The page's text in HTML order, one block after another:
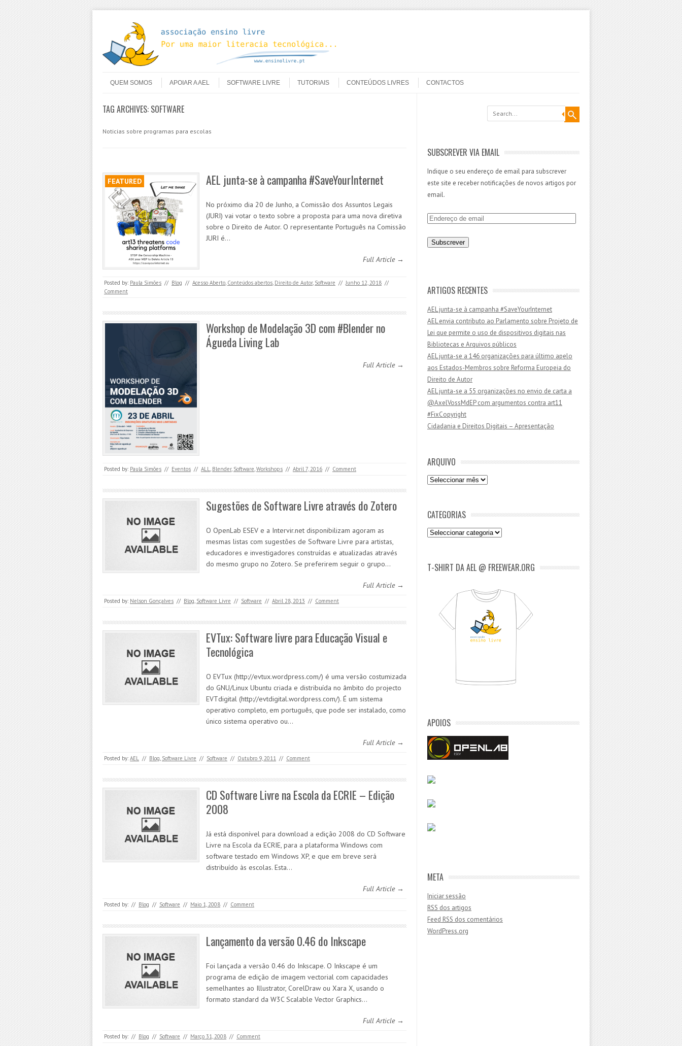
Menu
QUEM SOMOS
APOIAR A AEL SOFTWARE LIVRE TUTORIAIS CONTEÚDOS LIVRES CONTACTOS
TAG ARCHIVES: SOFTWARE
Noticias sobre programas para escolas
FEATURED AEL junta-se à campanha #SaveYourInternet
No próximo dia 20 de Junho, a Comissão dos Assuntos Legais
(JURI) vai votar o texto sobre a proposta para uma nova diretiva
sobre o Direito de Autor. O representante Português na Comissão
JURI é…
Full Article →
Posted by: Paula Simões // Blog // Acesso Aberto, Conteúdos abertos, Direito de Autor, Software // Junho 12, 2018 //
Comment
Workshop de Modelação 3D com #Blender no
Águeda Living Lab
Full Article →
Posted by: Paula Simões // Eventos // ALL, Blender, Software,Workshops // Abril 7, 2016 // Comment
Sugestões de Software Livre através do Zotero
O OpenLab ESEV e a Intervir.net disponibilizam agoram as
mesmas listas com sugestões de Software Livre para artistas,
educadores e investigadores construídas e atualizadas através
do mesmo grupo no Zotero. Se preferirem seguir o grupo…
Full Article →
Posted by: Nelson Gonçalves // Blog, Software Livre // Software // Abril 28, 2013 // Comment
EVTux: Software livre para Educação Visual e
Tecnológica
O EVTux (http://evtux.wordpress.com/) é uma versão costumizada
do GNU/Linux Ubuntu criada e distribuída no âmbito do projecto
EVTdigital (http://evtdigital.wordpress.com/). É um sistema
operativo completo, em português, que pode ser instalado, como
único sistema operativo ou…
Full Article →
Posted by: AEL // Blog, Software Livre // Software // Outubro 9, 2011 // Comment
CD Software Livre na Escola da ECRIE – Edição
2008
Já está disponível para download a edição 2008 do CD Software
Livre na Escola da ECRIE, para a plataforma Windows com
software testado em Windows XP, e que em breve será
distribuído às escolas. Esta…
Full Article →
Posted by: // Blog // Software // Maio 1, 2008 // Comment
Lançamento da versão 0.46 do Inkscape
Foi lançada a versão 0.46 do Inkscape. O Inkscape é um
programa de edição de imagem vectorial com capacidades
semelhantes ao Illustrator, CorelDraw ou Xara X, usando o
formato standard da W3C Scalable Vector Graphics…
Full Article →
Posted by: // Blog // Software // Março 31, 2008 // Comment
SUBSCREVER VIA EMAIL
Indique o seu endereço de email para subscrever
este site e receber notificações de novos artigos por
email.
E
ç
d
e
e
m
a
i
l
ARTIGOS RECENTES
AEL junta-se à campanha #SaveYourInternet
AEL envia contributo ao Parlamento sobre Projeto de
Lei que permite o uso de dispositivos digitais nas
Bibliotecas e Arquivos públicos
AEL junta-se a 146 organizações para último apelo
aos Estados-Membros sobre Reforma Europeia do
Direito de Autor
AEL junta-se a 55 organizações no envio de carta a
@AxelVossMdEP com argumentos contra art11
#FixCopyright
Cidadania e Direitos Digitais – Apresentação
ARQUIVO
Arquivo
CATEGORIAS
Categorias
T-SHIRT DA AEL @ FREEWEAR.ORG
APOIOS
META
Iniciar sessão
RSS dos artigos
Feed RSS dos comentários
WordPress.org